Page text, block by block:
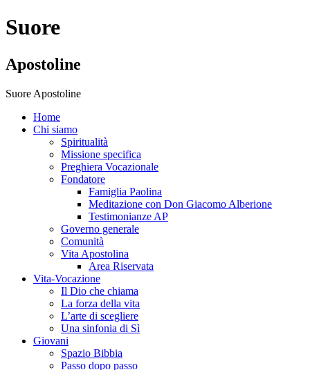
Suore
Apostoline
Suore Apostoline
Home
Chi siamo
Spiritualità
Missione specifica
Preghiera Vocazionale
Fondatore
Famiglia Paolina
Meditazione con Don Giacomo Alberione
Testimonianze AP
Governo generale
Comunità
Vita Apostolina
Area Riservata
Vita-Vocazione
Il Dio che chiama
La forza della vita
L’arte di scegliere
Una sinfonia di Sì
Giovani
Spazio Bibbia
Passo dopo passo